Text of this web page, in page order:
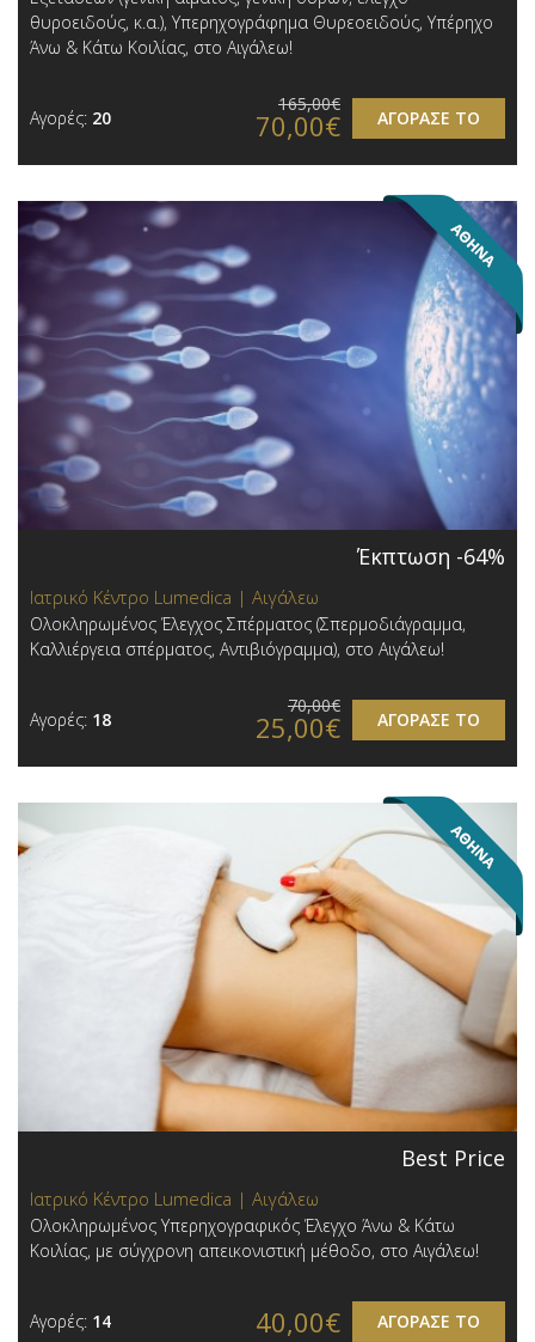
θυροειδούς, κ.α.), Υπερηχογράφημα Θυρεοειδούς, Υπέρηχο
Άνω & Κάτω Κοιλίας , στο Αιγάλεω!
Αγορές: 20 ΑΓΟΡΑΣΕ ΤΟ
165,00€
70,00€
Έκπτωση -64%
Ιατρικό Κέντρο Lumedica | Αιγάλεω
Ολοκληρωμένος Έλεγχος Σπέρματος (Σπερμοδιάγραμμα,
Καλλιέργεια σπέρματος, Αντιβιόγραμμα), στο Αιγάλεω!
Αγορές: 18 ΑΓΟΡΑΣΕ ΤΟ
70,00€
25,00€
Best Price
Ιατρικό Κέντρο Lumedica | Αιγάλεω
Ολοκληρωμένος Υπερηχογραφικός Έλεγχο Άνω & Κάτω
Κοιλίας, με σύγχρονη απεικονιστική μέθοδο , στο Αιγάλεω!
Αγορές: 14 ΑΓΟΡΑΣΕ ΤΟ
40,00€